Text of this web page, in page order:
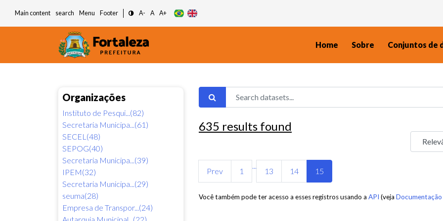
Main content search Menu Footer A- A A+
Home Sobre Conjuntos de
Organizações
Instituto de Pesqui...(82)
Secretaria Municipa...(61)
SECEL(48)
SEPOG(40)
Secretaria Municipa...(39)
IPEM(32)
Secretaria Municipa...(29)
seuma(28)
Empresa de Transpor...(24)
Autarquia Municipal...(22)
635 results found
Prev 1 13 14 15
Você também pode ter acesso a esses registros usando a API (veja Documentação